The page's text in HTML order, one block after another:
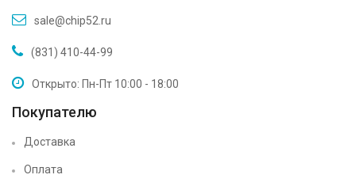
sale@chip52.ru
(831) 410-44-99
Открыто: Пн-Пт 10:00 - 18:00
Покупателю
Доставка
Оплата